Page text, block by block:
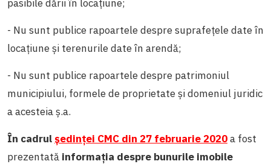
pasibile dării în locațiune;
- Nu sunt publice rapoartele despre suprafețele date în
locațiune și terenurile date în arendă;
- Nu sunt publice rapoartele despre patrimoniul
municipiului, formele de proprietate și domeniul juridic
a acesteia ș.a.
În cadrulședinței CMC din 27 februarie 2020a fost
prezentată informația despre bunurile imobile